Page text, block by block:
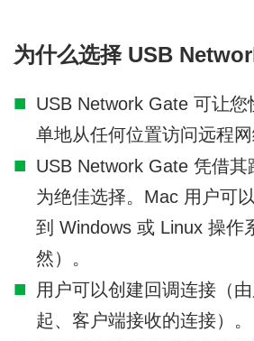
为什么选择 USB
USB Network Gate 可让您
单地从任何位置访问远程网
USB Network Gate 凭借其
为绝佳选择。Mac 用户可
到 Windows 或 Linux 操作
然）。
用户可以创建回调连接（
起、客户端接收的连接）。